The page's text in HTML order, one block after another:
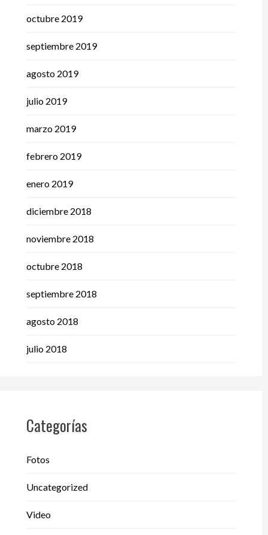
octubre 2019
septiembre 2019
agosto 2019
julio 2019
marzo 2019
febrero 2019
enero 2019
diciembre 2018
noviembre 2018
octubre 2018
septiembre 2018
agosto 2018
julio 2018
Categorías
Fotos
Uncategorized
Video